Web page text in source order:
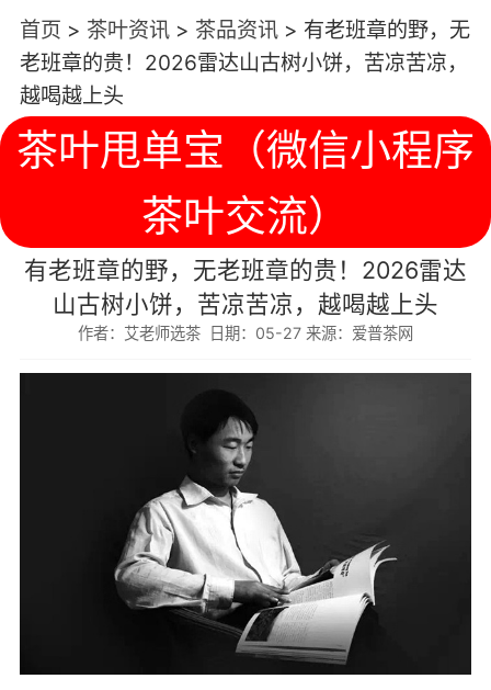
首页 > 茶叶资讯> 茶品资讯 > 有老班章的野，无
老班章的贵！2026雷达山古树小饼，苦凉苦凉，
越喝越上头
茶叶甩单宝（微信小程序
茶叶交流）
有老班章的野，无老班章的贵！2026雷达
山古树小饼，苦凉苦凉，越喝越上头
作者：艾老师选茶 日期：05-27 来源：爱普茶网